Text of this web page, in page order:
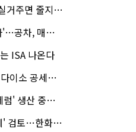
만 안 살면 2.5배
각 성공할까
ISA 나온다
'가성비'로 맞불
산 중단한다
셀·OCI 영향은?